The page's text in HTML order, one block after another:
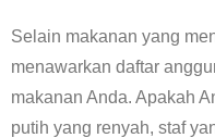
Selain makanan yang
menawarkan daftar
makanan Anda. Apakah
putih yang renyah, staf